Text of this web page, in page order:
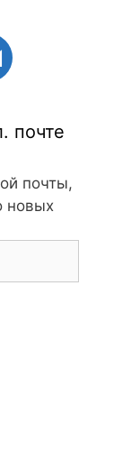
почте
почты,
новых